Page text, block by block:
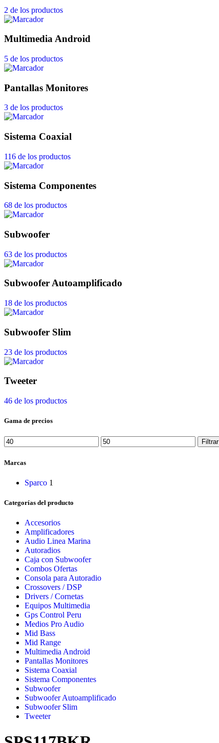
2 de los productos
Multimedia Android
5 de los productos
Pantallas Monitores
3 de los productos
Sistema Coaxial
116 de los productos
Sistema Componentes
68 de los productos
Subwoofer
63 de los productos
Subwoofer Autoamplificado
18 de los productos
Subwoofer Slim
23 de los productos
Tweeter
46 de los productos
Gama de precios
Filtrar
Marcas
Sparco 1
Categorías del producto
Accesorios
Amplificadores
Audio Linea Marina
Autoradios
Caja con Subwoofer
Combos Ofertas
Consola para Autoradio
Crossovers / DSP
Drivers / Cornetas
Equipos Multimedia
Gps Control Peru
Medios Pro Audio
Mid Bass
Mid Range
Multimedia Android
Pantallas Monitores
Sistema Coaxial
Sistema Componentes
Subwoofer
Subwoofer Autoamplificado
Subwoofer Slim
Tweeter